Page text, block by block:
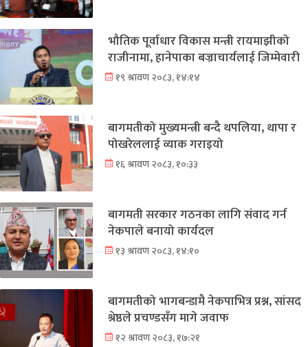
भौतिक पूर्वाधार विकास मन्त्री रायमाझीको
राजीनामा, हानेपाका बज्राचार्यलाई जिम्मेवारी
१९ श्रावण २०८३, १४:१४
बागमतीको मुख्यमन्त्री बन्दै थपलिया, थापा र
पोखरेललाई व्याक गराइयो
१६ श्रावण २०८३, १०:३३
बागमती सरकार गठनका लागि संवाद गर्न
नेकपाले बनायो कार्यदल
१३ श्रावण २०८३, १४:१०
बागमतीको भागबन्डामै नेकपाभित्र प्रश्न, सांसद
श्रेष्ठले प्रचण्डसँग मागे जवाफ
१२ श्रावण २०८३, १७:२१